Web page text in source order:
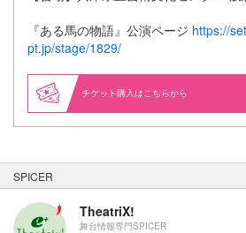
『ある馬の物語』公演ページ https://
pt.jp/stage/1829/
購入はこちらから
SPICER
TheatriX!
舞台情報専門SPICER